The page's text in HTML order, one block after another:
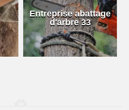
Entreprise abattage
d'arbre 33